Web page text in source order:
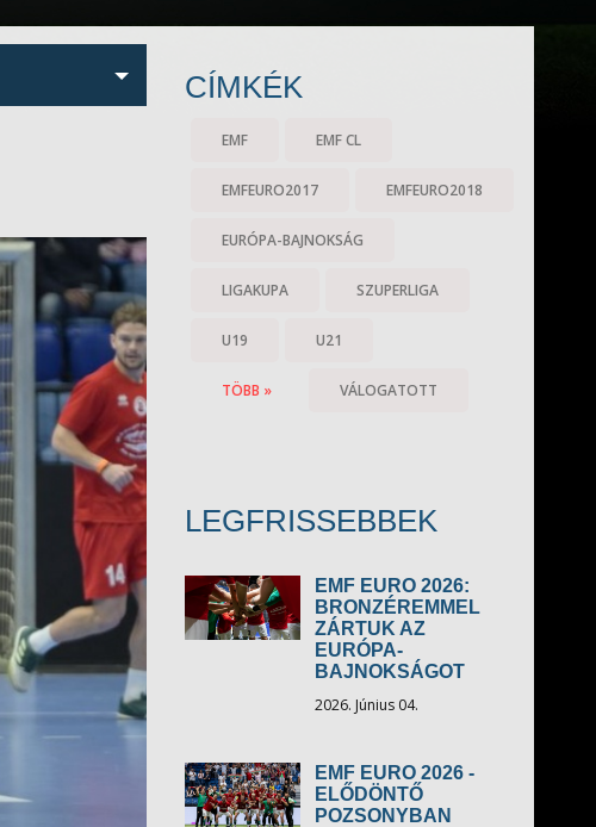
CÍMKÉK
EMF EMF CL
EMFEURO2017 EMFEURO2018
EURÓPA-BAJNOKSÁG
LIGAKUPA SZUPERLIGA
U19 U21
VÁLOGATOTT
TÖBB »
LEGFRISSEBBEK
EMF EURO 2026:
BRONZÉREMMEL
ZÁRTUK AZ
EURÓPA-
BAJNOKSÁGOT
2026. Június 04.
EMF EURO 2026 -
ELŐDÖNTŐ
POZSONYBAN